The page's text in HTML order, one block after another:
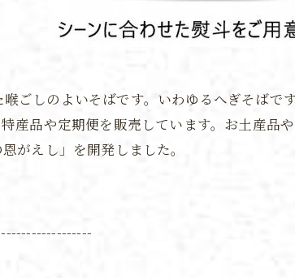
ごしのよいそばです。いわゆるへぎそばで
産品や定期便を販売しています。お土産品
がえし」を開発しました。